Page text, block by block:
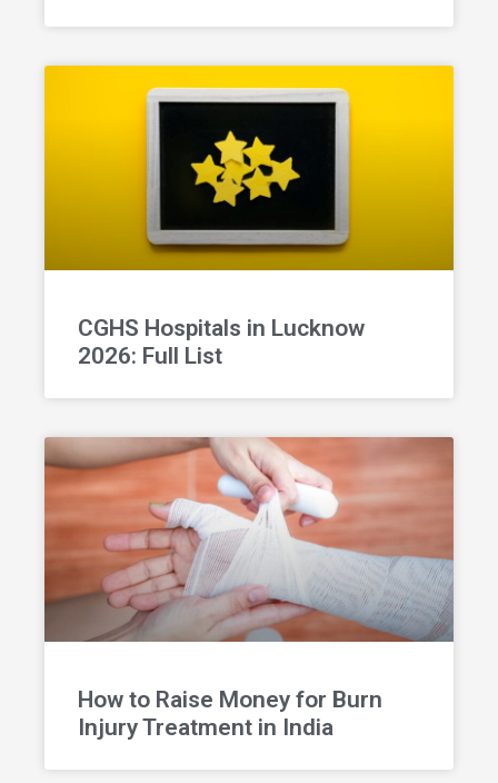
CGHS Hospitals in Lucknow
2026: Full List
How to Raise Money for Burn
Injury Treatment in India